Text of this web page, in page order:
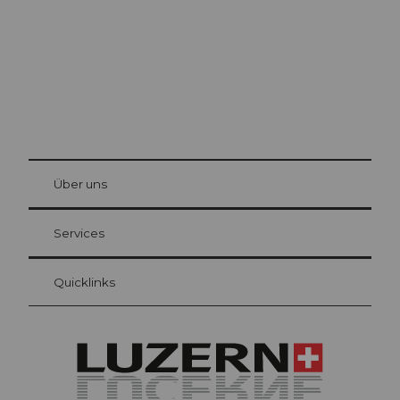
Gästekarte Luzern
Ihre Vorteile als Übernachtungsgast
at Bre
Über uns
Services
Quicklinks